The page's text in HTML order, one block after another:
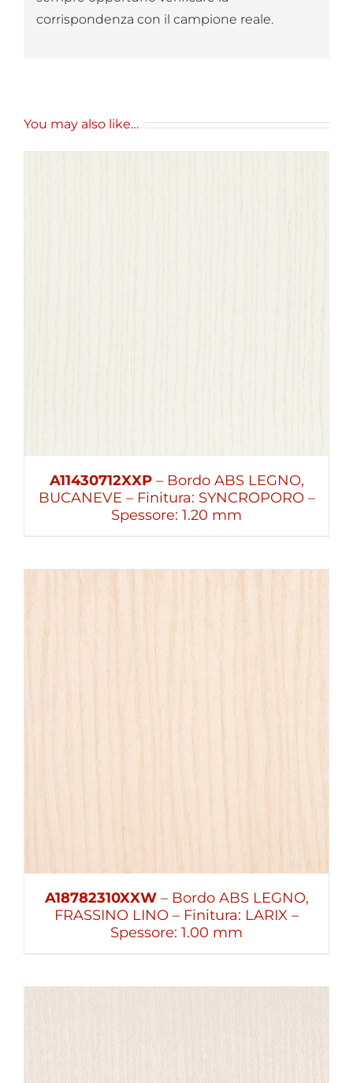
corrispondenza con il campione reale.
You may also like…
A11430712XXP– Bordo ABS LEGNO,
BUCANEVE – Finitura: SYNCROPORO –
Spessore: 1.20 mm
A18782310XXW – Bordo ABS LEGNO,
FRASSINO LINO – Finitura: LARIX –
Spessore: 1.00 mm